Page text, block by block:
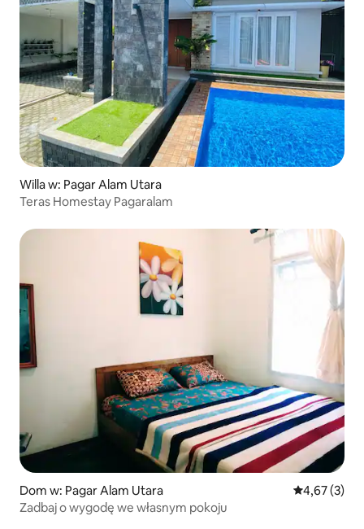
Willa w: Pagar Alam Utara
Teras Homestay Pagaralam
Dom w: Pagar Alam Utara Średnia
4,67 (3)
Zadbaj o wygodę we własnym pokoju